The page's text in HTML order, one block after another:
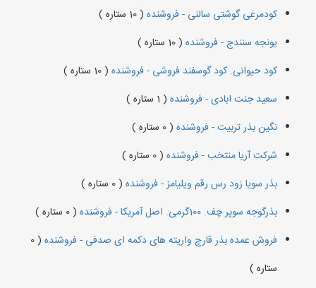
کودمرغی گوشتی سالنی - فروشنده ( 10 ستاره )
یونجه سنندج - فروشنده ( 10 ستاره )
کود حیوانی. کود گوسفند فروشی - فروشنده ( 10 ستاره )
سعید جنت ابادی - فروشنده ( 1 ستاره )
نگین بذر تربیت - فروشنده ( 0 ستاره )
شرکت آریا منتخب - فروشنده ( 0 ستاره )
بذر سویا زود رس رقم ویلیامز - فروشنده ( 0 ستاره )
بذرگوجه‌ سوپر چف. 100گرمی. اصل آمریکا - فروشنده
( 0 ستاره )
فروش عمده بذر قارچ واریته های دکمه ای صدفی - فروشنده ( 0
ستاره )